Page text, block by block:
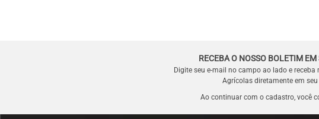
RECEBA O NOSSO BOLETIM EM
Digite seu e-mail no campo ao lado e
Agrícolas diretamente em seu
Ao continuar com o cadastro, você